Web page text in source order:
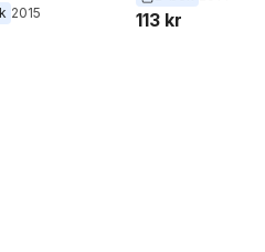
2015 113 kr